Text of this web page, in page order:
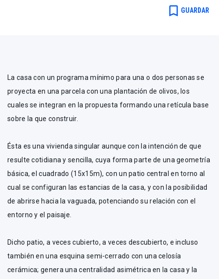
bookmark_border GUARDAR
La casa con un programa mínimo para una o dos personas se
proyecta en una parcela con una plantación de olivos, los
cuales se integran en la propuesta formando una retícula base
sobre la que construir.
Ésta es una vivienda singular aunque con la intención de que
resulte cotidiana y sencilla, cuya forma parte de una geometría
básica, el cuadrado (15x15m), con un patio central en torno al
cual se configuran las estancias de la casa, y con la posibilidad
de abrirse hacia la vaguada, potenciando su relación con el
entorno y el paisaje.
Dicho patio, a veces cubierto, a veces descubierto, e incluso
también en una esquina semi-cerrado con una celosía
cerámica; genera una centralidad asimétrica en la casa y la